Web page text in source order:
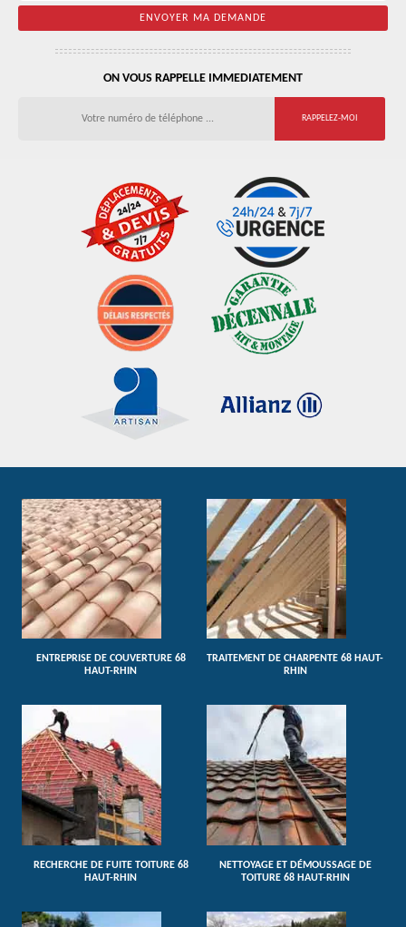
ON VOUS RAPPELLE IMMEDIATEMENT
ENTREPRISE DE COUVERTURE 68
HAUT-RHIN
TRAITEMENT DE CHARPENTE 68 HAUT-
RHIN
RECHERCHE DE FUITE TOITURE 68
HAUT-RHIN
NETTOYAGE ET DÉMOUSSAGE DE
TOITURE 68 HAUT-RHIN